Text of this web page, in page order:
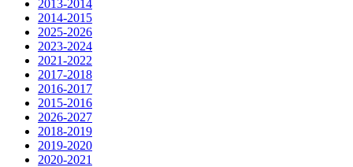
2013-2014
2014-2015
2025-2026
2023-2024
2021-2022
2017-2018
2016-2017
2015-2016
2026-2027
2018-2019
2019-2020
2020-2021